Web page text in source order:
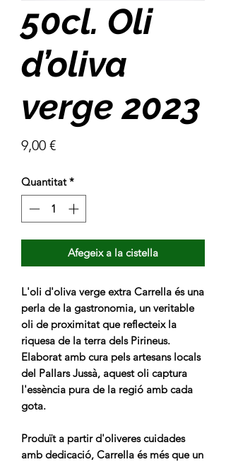
50cl. Oli
d’oliva
verge 2023
9,00 €Price
Quantitat *
Afegeix a la cistella
L'oli d'oliva verge extra Carrella és una
perla de la gastronomia, un veritable
oli de proximitat que reflecteix la
riquesa de la terra dels Pirineus.
Elaborat amb cura pels artesans locals
del Pallars Jussà, aquest oli captura
l'essència pura de la regió amb cada
gota.
Produït a partir d'oliveres cuidades
amb dedicació, Carrella és més que un